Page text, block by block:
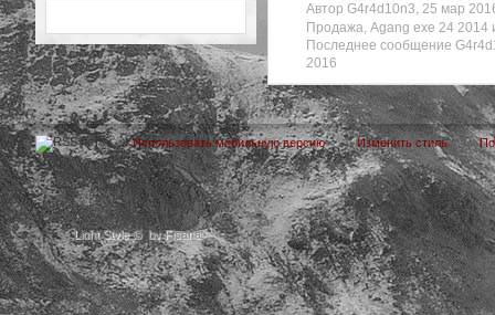
Light Style © by Fisana
Автор G4r4d10n3, 25 мар
Продажа, Agang exe 24 2014
Последнее сообщение
2016
Использовать мобильную версию Изменить стиль